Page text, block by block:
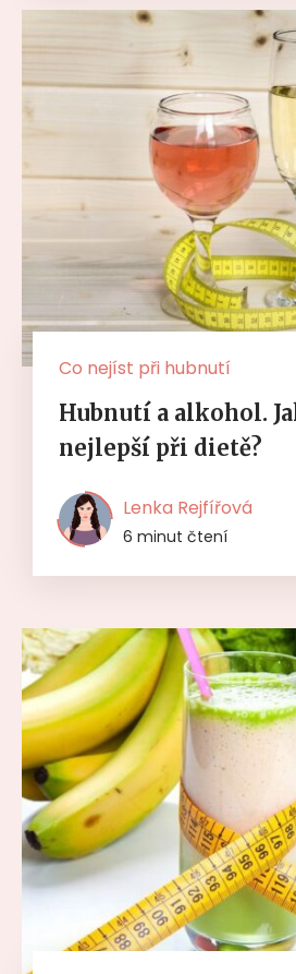
Co nejíst při hubnutí
Hubnutí a alkohol.
nejlepší při dietě?
Lenka Rejfířová
6 minut čtení